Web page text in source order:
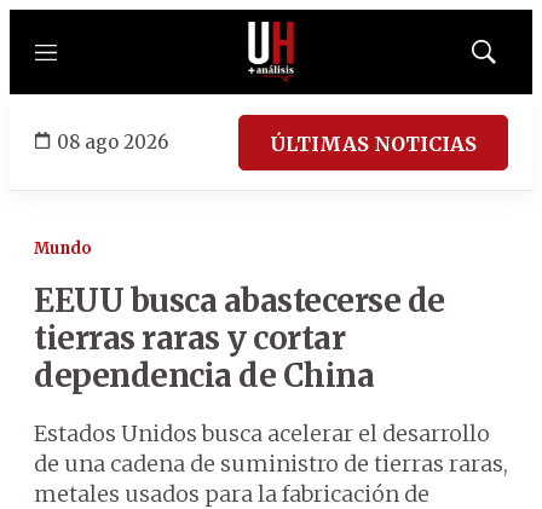
Menú
Mostrar
08 ago 2026 ÚLTIMAS NOTICIAS
Mundo
EEUU busca abastecerse de
tierras raras y cortar
dependencia de China
Estados Unidos busca acelerar el desarrollo
de una cadena de suministro de tierras raras,
metales usados para la fabricación de